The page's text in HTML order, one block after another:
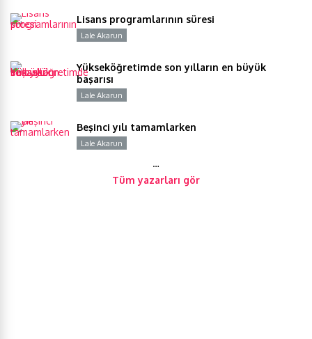
Lisans programlarının süresi
Lale Akarun
Yükseköğretimde son yılların en büyük
başarısı
Lale Akarun
Beşinci yılı tamamlarken
Lale Akarun
…
Tüm yazarları gör